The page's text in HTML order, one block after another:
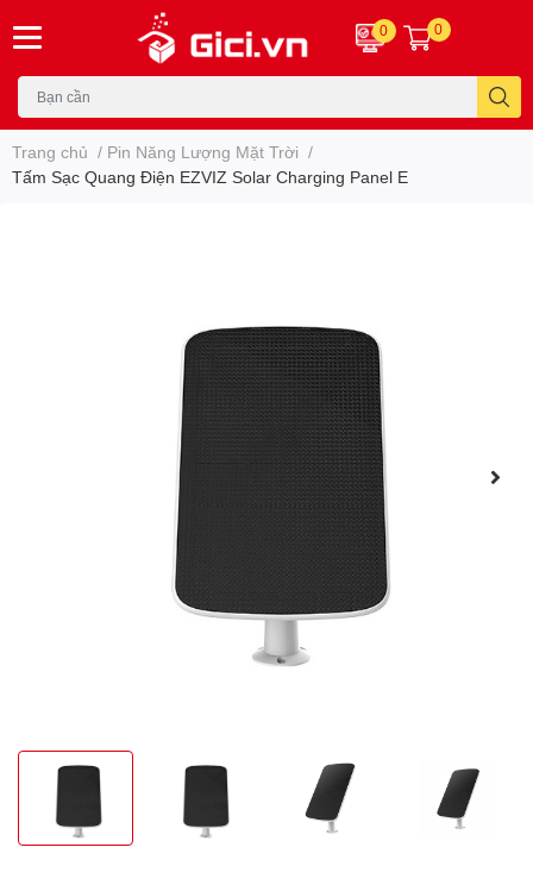
0 0
Trang chủ / Pin Năng Lượng Mặt Trời /
Tấm Sạc Quang Điện EZVIZ Solar Charging Panel E